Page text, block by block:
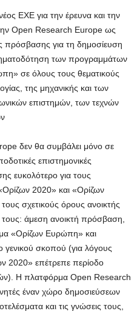
ΕΧΕ για την έρευνα και την
Open Research Europe ως
πρόσβασης για τη δημοσίευση
των προγραμμάτων
σε όλους τους θεματικούς
της μηχανικής και των
επιστημών, των τεχνών
δεν θα συμβάλει μόνο σε
επιστημονικές
ευκολότερο για τους
2020» και «Ορίζων
σχετικούς όρους ανοικτής
άμεση ανοικτή πρόσβαση,
«Ορίζων Ευρώπη» και
σκοπού (για λόγους
2020» επέτρεπε περίοδο
Η πλατφόρμα Open Research
έναν χώρο δημοσιεύσεων
και τις γνώσεις τους,